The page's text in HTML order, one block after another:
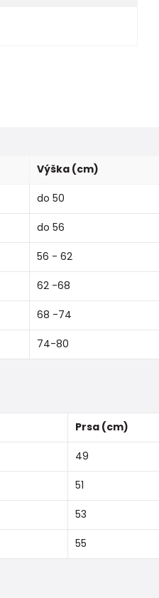
Výška (cm)
do 50
do 56
56 - 62
62 -68
68 -74
74-80
Prsa (cm)
49
51
53
55